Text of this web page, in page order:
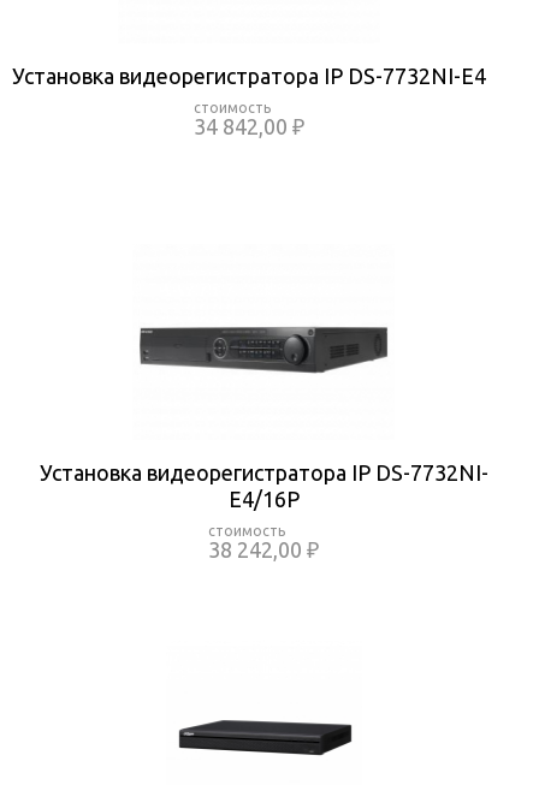
Установка видеорегистратора IP DS-7732NI-E4
34 842,00 ₽
Установка видеорегистратора IP DS-7732NI-
E4/16P
38 242,00 ₽